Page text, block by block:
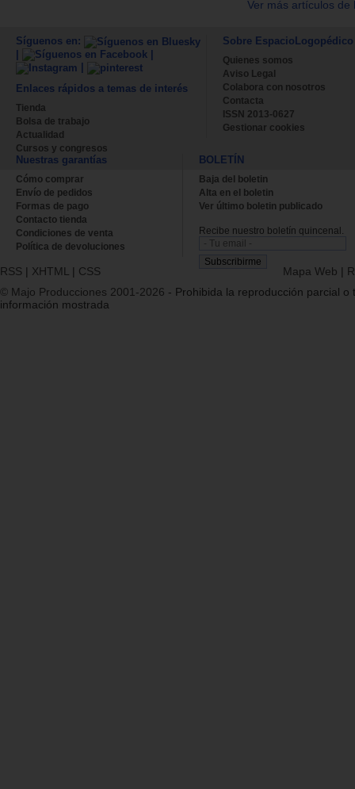
Ver más artículos
Síguenos en:
|
|
Enlaces rápidos a temas de interés
Tienda
Bolsa de trabajo
Actualidad
Cursos y congresos
Sobre EspacioLogopédico
Quienes somos
Aviso Legal
Colabora con nosotros
Contacta
ISSN 2013-0627
Gestionar cookies
Nuestras garantías
Cómo comprar
Envío de pedidos
Formas de pago
Contacto tienda
Condiciones de venta
Política de devoluciones
BOLETÍN
Baja del boletin
Alta en el boletin
Ver último boletin publicado
Recibe nuestro boletín quincenal.
RSS | XHTML | CSS Mapa Web |
© Majo Producciones 2001-2026 - Prohibida la reproducción parcial o
información mostrada